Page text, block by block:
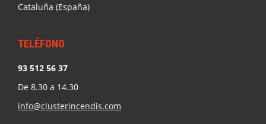
Cataluña (España)
TELÉFONO
93 512 56 37
De 8.30 a 14.30
info@clusterincendis.com